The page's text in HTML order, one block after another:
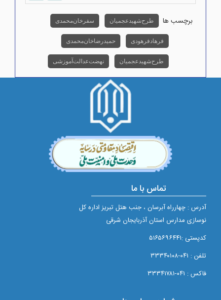
برچسب ها طرح شهیدعجمیان سفرخان محمدی
فرهاد فرهودی حمیدرضا خان محمدی
طرح شهید عجمیان نهضت عدالت آموزشی
تماس با ما
آدرس : چهارراه آبرسان ، جنب هتل تبریز اداره کل
نوسازی مدارس استان آذربایجان شرقی
کدپستی :۵۱۶۵۶۹۶۴۴۱
تلفن : ۰۴۱-۳۳۳۴۰۱۰۸
فاکس : ۰۴۱-۳۳۳۴۱۷۸۱